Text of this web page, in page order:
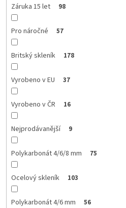
Záruka 15 let 98
Pro náročné 57
Britský skleník 178
Vyrobeno v EU 37
Vyrobeno v ČR 16
Nejprodávanější 9
Polykarbonát 4/6/8 mm 75
Ocelový skleník 103
Polykarbonát 4/6 mm 56